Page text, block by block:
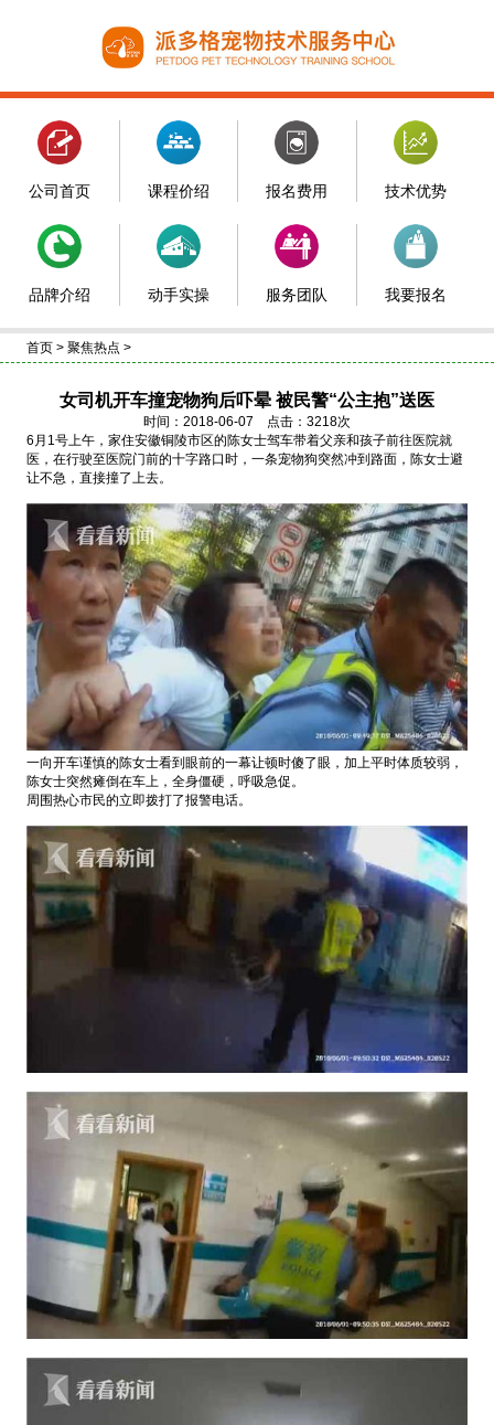
公司首页 课程价绍 报名费用 技术优势
品牌介绍 动手实操 服务团队 我要报名
首页 > 聚焦热点 >
女司机开车撞宠物狗后吓晕 被民警“公主抱”送医
时间：2018-06-07 点击：3218次
6月1号上午，家住安徽铜陵市区的陈女士驾车带着父亲和孩子前往医院就
医，在行驶至医院门前的十字路口时，一条宠物狗突然冲到路面，陈女士避
让不急，直接撞了上去。
一向开车谨慎的陈女士看到眼前的一幕让顿时傻了眼，加上平时体质较弱，
陈女士突然瘫倒在车上，全身僵硬，呼吸急促。
周围热心市民的立即拨打了报警电话。